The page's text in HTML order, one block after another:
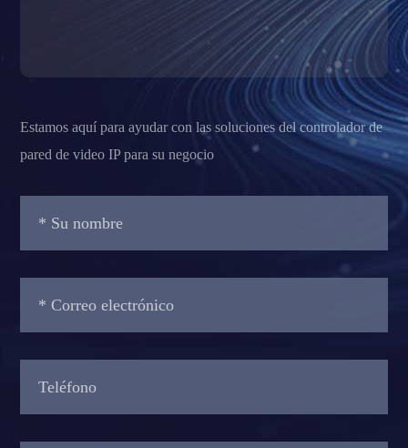
Estamos aquí para ayudar con las soluciones del controlador de
pared de video IP para su negocio